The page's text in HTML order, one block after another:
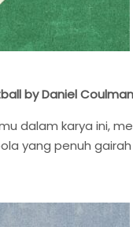
by Daniel Coulman
dalam karya ini,
yang penuh